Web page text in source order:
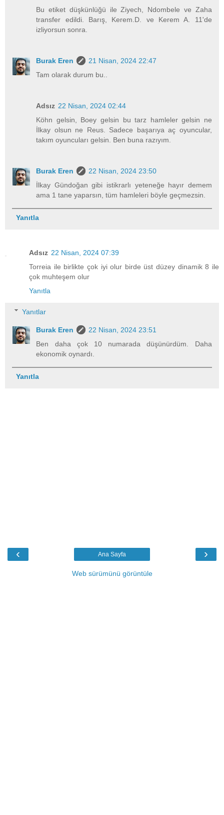
Bu etiket düşkünlüğü ile Ziyech, Ndombele ve Zaha
transfer edildi. Barış, Kerem.D. ve Kerem A. 11'de
izliyorsun sonra.
Burak Eren
21 Nisan, 2024 22:47
Tam olarak durum bu..
Adsız 22 Nisan, 2024 02:44
Köhn gelsin, Boey gelsin bu tarz hamleler gelsin ne
İlkay olsun ne Reus. Sadece başarıya aç oyuncular,
takım oyuncuları gelsin. Ben buna razıyım.
Burak Eren
22 Nisan, 2024 23:50
İlkay Gündoğan gibi istikrarlı yeteneğe hayır demem
ama 1 tane yaparsın, tüm hamleleri böyle geçmezsin.
Yanıtla
Adsız 22 Nisan, 2024 07:39
Torreia ile birlikte çok iyi olur birde üst düzey dinamik 8 ile
çok muhteşem olur
Yanıtla
Yanıtlar
Burak Eren
22 Nisan, 2024 23:51
Ben daha çok 10 numarada düşünürdüm. Daha
ekonomik oynardı.
Yanıtla
‹ ›
Ana Sayfa
Web sürümünü görüntüle